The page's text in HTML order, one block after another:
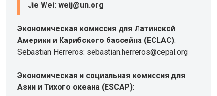
Jie Wei: weij@un.org
Экономическая комиссия для Латинской
Америки и Карибского бассейна (ECLAC):
Sebastian Herreros: sebastian.herreros@cepal.org
Экономическая и социальная комиссия для
Азии и Тихого океана (ESCAP):